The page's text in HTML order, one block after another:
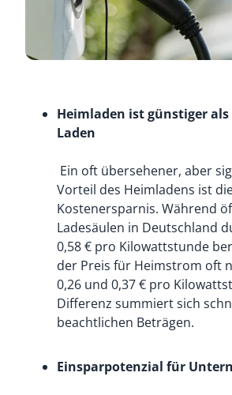
Heimladen ist günstiger
Laden
Ein oft übersehener, aber
Vorteil des Heimladens ist
Kostenersparnis. Während
Ladesäulen in Deutschland
0,58 € pro Kilowattstunde
der Preis für Heimstrom oft
0,26 und 0,37 € pro
Differenz summiert sich
beachtlichen Beträgen.
Einsparpotenzial für